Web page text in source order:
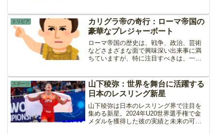
について、重量と回数の目安も一緒にご
案内しますので、ぜひ参考...
トリビア
カリグラ帝の奇行：ローマ帝国の
豪華なプレジャーボート
ローマ帝国の歴史は、戦争、政治、芸術
などさまざまな面で興味深い出来事に満
ちていますが、特に注目すべきは、一部
年）の行動は、今日に至るまで多くの議
論を呼び起こして...
スポーツ
山下稜弥：世界を舞台に活躍する
日本のレスリング新星
山下稜弥は日本のレスリング界で注目を
集める新星。2024年U20世界選手権で金
メダルを獲得した彼の実績と未来の可能